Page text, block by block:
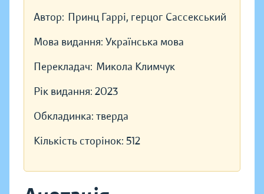
Автор: Принц Гаррі, герцог Сассекський
Мова видання: Українська мова
Перекладач: Микола Климчук
Рік видання: 2023
Обкладинка: тверда
Кількість сторінок: 512